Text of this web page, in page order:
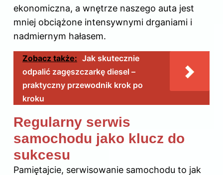
ekonomiczna, a wnętrze naszego auta jest
mniej obciążone intensywnymi drganiami i
nadmiernym hałasem.
Zobacz także: Jak skutecznie
odpalić zagęszczarkę diesel –
praktyczny przewodnik krok po
kroku
Regularny serwis
samochodu jako klucz do
sukcesu
Pamiętajcie, serwisowanie samochodu to jak